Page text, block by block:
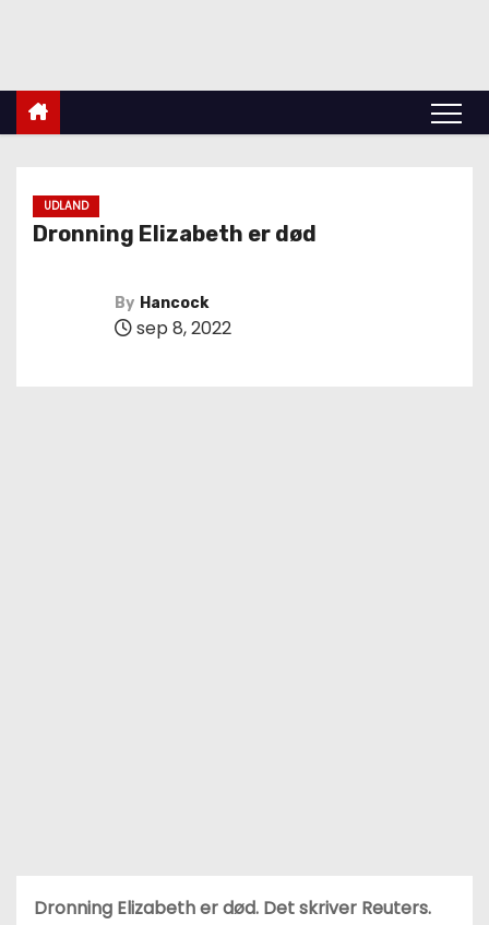
UDLAND
Dronning Elizabeth er død
By Hancock
sep 8, 2022
Dronning Elizabeth er død. Det skriver Reuters.